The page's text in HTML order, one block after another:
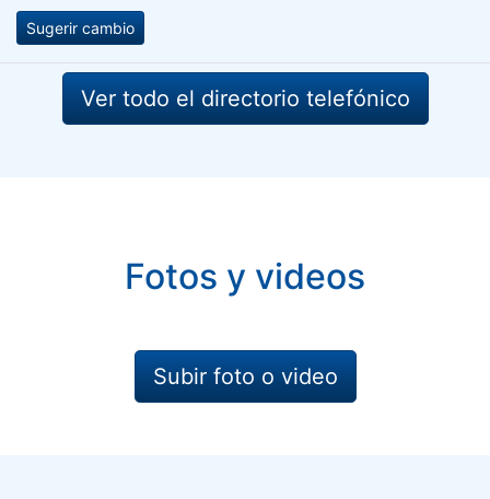
Sugerir cambio
Ver todo el directorio telefónico
Fotos y videos
Subir foto o video